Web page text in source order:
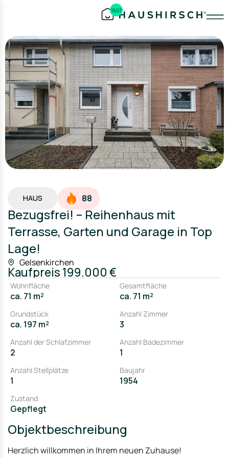
1507
HAUS 88
Bezugsfrei! – Reihenhaus mit
Terrasse, Garten und Garage in Top
Lage!
Gelsenkirchen
Kaufpreis199.000 €
Wohnfläche
ca. 71 m²
Gesamtfläche
ca. 71 m²
Grundstück
ca. 197 m²
Anzahl Zimmer
3
Anzahl der Schlafzimmer
2
Anzahl Badezimmer
1
Anzahl Stellplätze
1
Baujahr
1954
Zustand
Gepflegt
Objektbeschreibung
Herzlich willkommen in Ihrem neuen Zuhause!